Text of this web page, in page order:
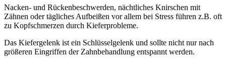
Nacken- und Rückenbeschwerden, nächtliches Knirschen mit
Zähnen oder tägliches Aufbeißen vor allem bei Stress führen z.B. oft
zu Kopfschmerzen durch Kieferprobleme.
Das Kiefergelenk ist ein Schlüsselgelenk und sollte nicht nur nach
größeren Eingriffen der Zahnbehandlung entspannt werden.